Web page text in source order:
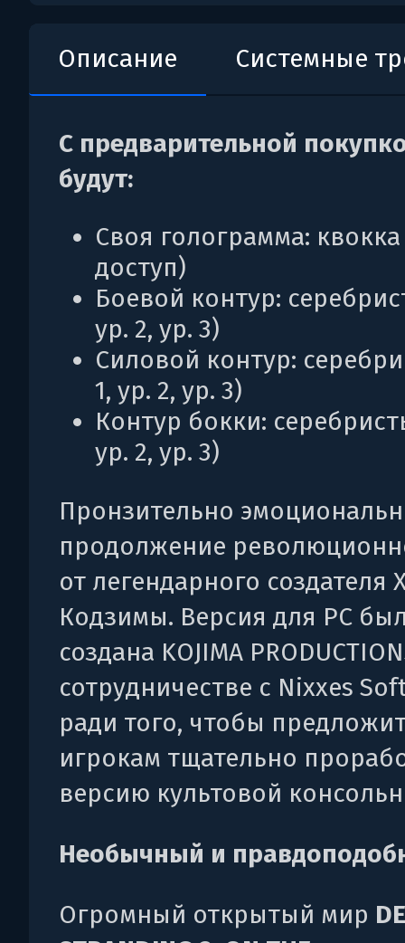
Описание Системные
С предварительной
будут:
Своя голограмма:
доступ)
Боевой контур:
ур. 2, ур. 3)
Силовой контур:
1, ур. 2, ур. 3)
Контур бокки:
ур. 2, ур. 3)
Пронзительно
продолжение
от легендарного создателя
Кодзимы. Версия для PC
создана KOJIMA
сотрудничестве с Nixxes
ради того, чтобы
игрокам тщательно
версию культовой
Необычный и
Огромный открытый мир